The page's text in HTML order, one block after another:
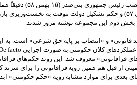
موضوع حق شرعی در حکم نصب
بخش دوم این مجموعه نوشته مرور شدند.
قانونی» و «انتصاب بر پایه حق شرعی» است. به
فراقانونی» معروف شد. این روند حکم‌های
از قبل هم همین رویه فراقانونی را برای سرند
بعدی برای موارد مشابه رویه «حکم حکومتی»